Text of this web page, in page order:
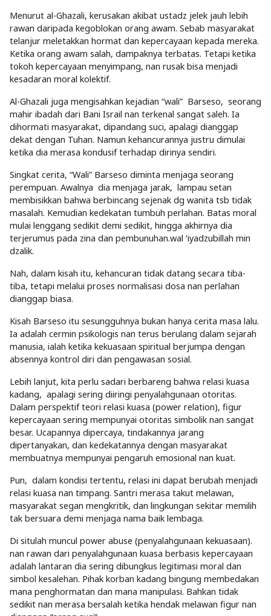
Menurut al-Ghazali, kerusakan akibat ustadz jelek jauh lebih
rawan daripada kegoblokan orang awam. Sebab masyarakat
telanjur meletakkan hormat dan kepercayaan kepada mereka.
Ketika orang awam salah, dampaknya terbatas. Tetapi ketika
tokoh kepercayaan menyimpang, nan rusak bisa menjadi
kesadaran moral kolektif.
Al-Ghazali juga mengisahkan kejadian “wali” Barseso, seorang
mahir ibadah dari Bani Israil nan terkenal sangat saleh. Ia
dihormati masyarakat, dipandang suci, apalagi dianggap
dekat dengan Tuhan. Namun kehancurannya justru dimulai
ketika dia merasa kondusif terhadap dirinya sendiri.
Singkat cerita, “Wali” Barseso diminta menjaga seorang
perempuan. Awalnya dia menjaga jarak, lampau setan
membisikkan bahwa berbincang sejenak dg wanita tsb tidak
masalah. Kemudian kedekatan tumbuh perlahan. Batas moral
mulai lenggang sedikit demi sedikit, hingga akhirnya dia
terjerumus pada zina dan pembunuhan.wal ‘iyadzubillah min
dzalik.
Nah, dalam kisah itu, kehancuran tidak datang secara tiba-
tiba, tetapi melalui proses normalisasi dosa nan perlahan
dianggap biasa.
Kisah Barseso itu sesungguhnya bukan hanya cerita masa lalu.
Ia adalah cermin psikologis nan terus berulang dalam sejarah
manusia, ialah ketika kekuasaan spiritual berjumpa dengan
absennya kontrol diri dan pengawasan sosial.
Lebih lanjut, kita perlu sadari berbareng bahwa relasi kuasa
kadang, apalagi sering diiringi penyalahgunaan otoritas.
Dalam perspektif teori relasi kuasa (power relation), figur
kepercayaan sering mempunyai otoritas simbolik nan sangat
besar. Ucapannya dipercaya, tindakannya jarang
dipertanyakan, dan kedekatannya dengan masyarakat
membuatnya mempunyai pengaruh emosional nan kuat.
Pun, dalam kondisi tertentu, relasi ini dapat berubah menjadi
relasi kuasa nan timpang. Santri merasa takut melawan,
masyarakat segan mengkritik, dan lingkungan sekitar memilih
tak bersuara demi menjaga nama baik lembaga.
Di situlah muncul power abuse (penyalahgunaan kekuasaan).
nan rawan dari penyalahgunaan kuasa berbasis kepercayaan
adalah lantaran dia sering dibungkus legitimasi moral dan
simbol kesalehan. Pihak korban kadang bingung membedakan
mana penghormatan dan mana manipulasi. Bahkan tidak
sedikit nan merasa bersalah ketika hendak melawan figur nan